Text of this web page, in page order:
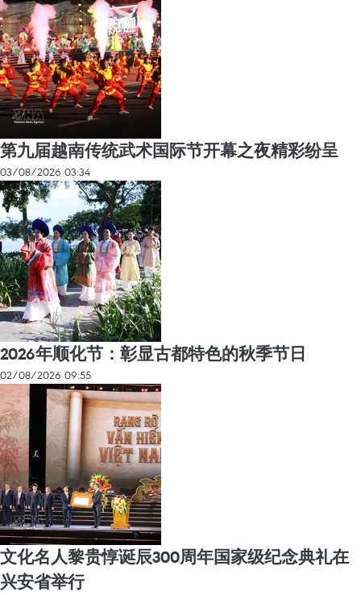
第九届越南传统武术国际节开幕之夜精彩纷呈
03/08/2026 03:34
2026年顺化节：彰显古都特色的秋季节日
02/08/2026 09:55
文化名人黎贵惇诞辰300周年国家级纪念典礼在
兴安省举行